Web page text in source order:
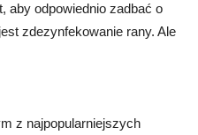
aby odpowiednio zadbać o
zdezynfekowanie rany. Ale
z najpopularniejszych